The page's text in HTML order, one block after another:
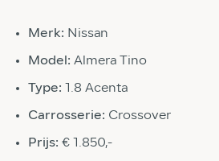
Merk: Nissan
Model: Almera Tino
Type: 1.8 Acenta
Carrosserie: Crossover
Prijs: € 1.850,-